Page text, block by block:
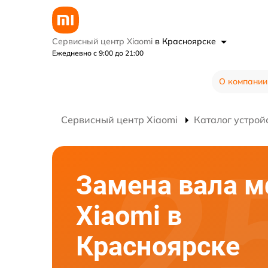
Сервисный центр Xiaomi в Красноярске
Ежедневно с 9:00 до 21:00
О компании
Сервисный центр Xiaomi Каталог
Замена вала
Xiaomi в
Красноярске